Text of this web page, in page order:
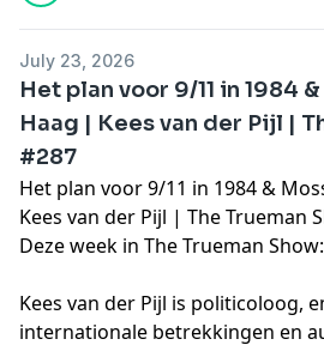
July 23, 2026
Het plan voor 9/11 in 1984
Haag | Kees van der Pijl |
#287
Het plan voor 9/11 in 1984 &
Kees van der Pijl | The Trueman
Deze week in The Trueman
Kees van der Pijl is politicoloog,
internationale betrekkingen en